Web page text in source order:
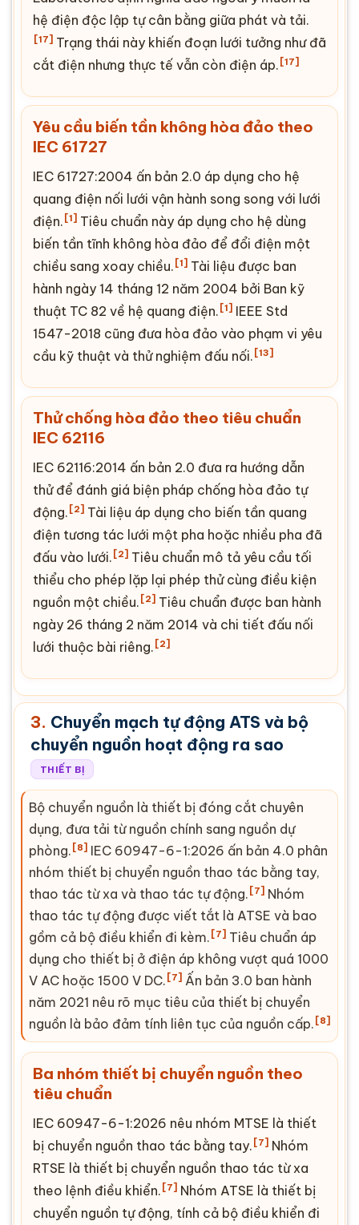
hệ điện độc lập tự cân bằng giữa phát và tải.
[17] Trạng thái này khiến đoạn lưới tưởng như đã
cắt điện nhưng thực tế vẫn còn điện áp. [17]
Yêu cầu biến tần không hòa đảo theo
IEC 61727
IEC 61727:2004 ấn bản 2.0 áp dụng cho hệ
quang điện nối lưới vận hành song song với lưới
điện. [1] Tiêu chuẩn này áp dụng cho hệ dùng
biến tần tĩnh không hòa đảo để đổi điện một
chiều sang xoay chiều. [1] Tài liệu được ban
hành ngày 14 tháng 12 năm 2004 bởi Ban kỹ
thuật TC 82 về hệ quang điện. [1] IEEE Std
1547-2018 cũng đưa hòa đảo vào phạm vi yêu
cầu kỹ thuật và thử nghiệm đấu nối. [13]
Thử chống hòa đảo theo tiêu chuẩn
IEC 62116
IEC 62116:2014 ấn bản 2.0 đưa ra hướng dẫn
thử để đánh giá biện pháp chống hòa đảo tự
động. [2] Tài liệu áp dụng cho biến tần quang
điện tương tác lưới một pha hoặc nhiều pha đã
đấu vào lưới. [2] Tiêu chuẩn mô tả yêu cầu tối
thiểu cho phép lặp lại phép thử cùng điều kiện
nguồn một chiều. [2] Tiêu chuẩn được ban hành
ngày 26 tháng 2 năm 2014 và chi tiết đấu nối
lưới thuộc bài riêng. [2]
3. Chuyển mạch tự động ATS và bộ
chuyển nguồn hoạt động ra sao
THIẾT BỊ
Bộ chuyển nguồn là thiết bị đóng cắt chuyên
dụng, đưa tải từ nguồn chính sang nguồn dự
phòng. [8] IEC 60947-6-1:2026 ấn bản 4.0 phân
nhóm thiết bị chuyển nguồn thao tác bằng tay,
thao tác từ xa và thao tác tự động. [7] Nhóm
thao tác tự động được viết tắt là ATSE và bao
gồm cả bộ điều khiển đi kèm. [7] Tiêu chuẩn áp
dụng cho thiết bị ở điện áp không vượt quá 1000
V AC hoặc 1500 V DC. [7] Ấn bản 3.0 ban hành
năm 2021 nêu rõ mục tiêu của thiết bị chuyển
nguồn là bảo đảm tính liên tục của nguồn cấp. [8]
Ba nhóm thiết bị chuyển nguồn theo
tiêu chuẩn
IEC 60947-6-1:2026 nêu nhóm MTSE là thiết
bị chuyển nguồn thao tác bằng tay. [7] Nhóm
RTSE là thiết bị chuyển nguồn thao tác từ xa
theo lệnh điều khiển. [7] Nhóm ATSE là thiết bị
chuyển nguồn tự động, tính cả bộ điều khiển đi